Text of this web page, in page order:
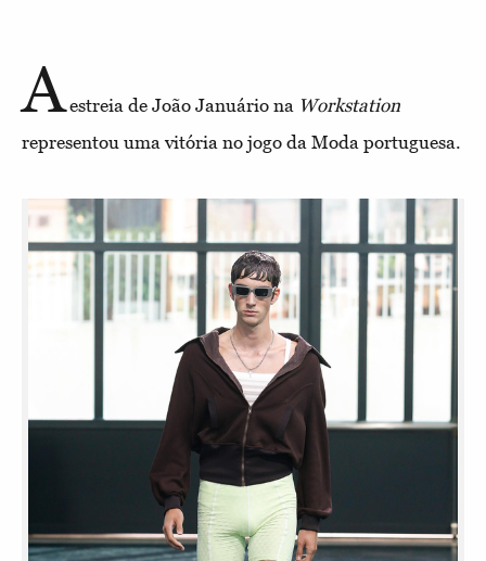
Aestreia de João Januário na Workstation
representou uma vitória no jogo da Moda portuguesa.